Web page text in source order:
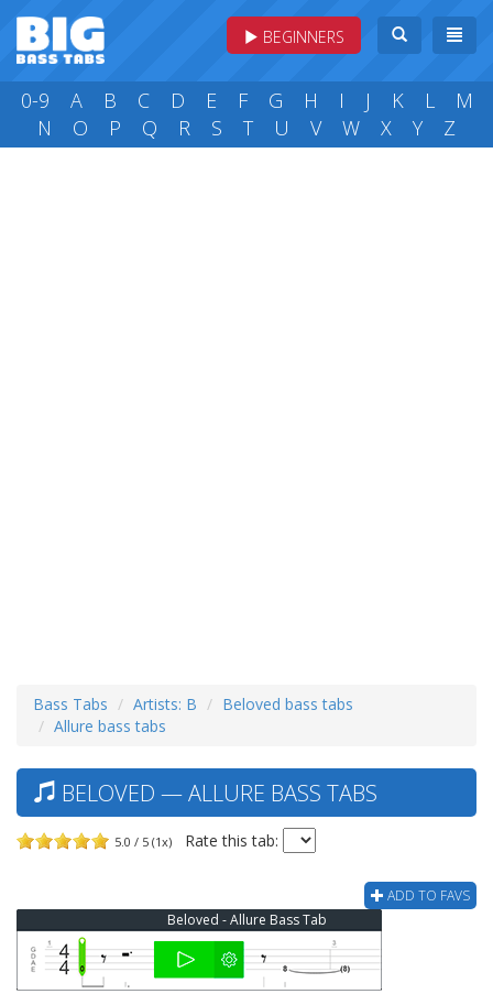
BEGINNERS
0-9 A B C D E F G H I J K L
M
N
O P Q R S T U V W X Y Z
Bass Tabs Artists: B
Beloved bass tabs
Allure bass tabs
BELOVED — ALLURE BASS TABS
5.0 / 5 (1x) Rate this tab:
ADD TO FAVS
Beloved - Allure Bass Tab